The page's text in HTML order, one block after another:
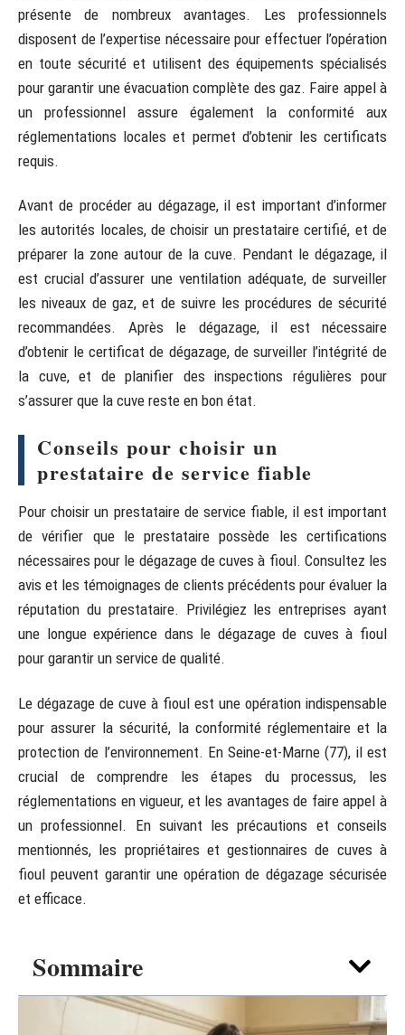
Sommaire
présente de nombreux avantages. Les professionnels
disposent de l’expertise nécessaire pour effectuer l’opération
en toute sécurité et utilisent des équipements spécialisés
pour garantir une évacuation complète des gaz. Faire appel à
un professionnel assure également la conformité aux
réglementations locales et permet d’obtenir les certificats
requis.
Avant de procéder au dégazage, il est important d’informer
les autorités locales, de choisir un prestataire certifié, et de
préparer la zone autour de la cuve. Pendant le dégazage, il
est crucial d’assurer une ventilation adéquate, de surveiller
les niveaux de gaz, et de suivre les procédures de sécurité
recommandées. Après le dégazage, il est nécessaire
d’obtenir le certificat de dégazage, de surveiller l’intégrité de
la cuve, et de planifier des inspections régulières pour
s’assurer que la cuve reste en bon état.
Conseils pour choisir un
prestataire de service fiable
Pour choisir un prestataire de service fiable, il est important
de vérifier que le prestataire possède les certifications
nécessaires pour le dégazage de cuves à fioul. Consultez les
avis et les témoignages de clients précédents pour évaluer la
réputation du prestataire. Privilégiez les entreprises ayant
une longue expérience dans le dégazage de cuves à fioul
pour garantir un service de qualité.
Le dégazage de cuve à fioul est une opération indispensable
pour assurer la sécurité, la conformité réglementaire et la
protection de l’environnement. En Seine-et-Marne (77), il est
crucial de comprendre les étapes du processus, les
réglementations en vigueur, et les avantages de faire appel à
un professionnel. En suivant les précautions et conseils
mentionnés, les propriétaires et gestionnaires de cuves à
fioul peuvent garantir une opération de dégazage sécurisée
et efficace.